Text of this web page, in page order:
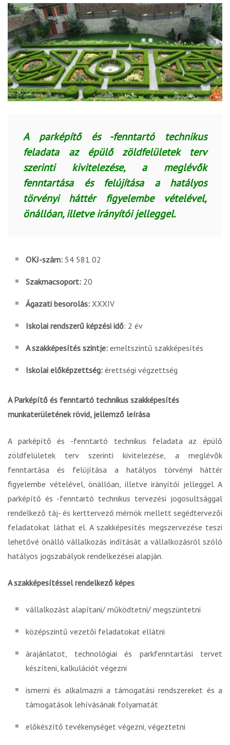
A parképítő és -fenntartó technikus
feladata az épülő zöldfelületek terv
szerinti kivitelezése, a meglévők
fenntartása és felújítása a hatályos
törvényi háttér figyelembe vételével,
önállóan, illetve irányítói jelleggel.
OKJ-szám: 54 581 02
Szakmacsoport: 20
Ágazati besorolás: XXXIV
Iskolai rendszerű képzési idő: 2 év
A szakképesítés szintje: emeltszintű szakképesítés
Iskolai előképzettség: érettségi végzettség
A Parképítő és fenntartó technikus szakképesítés
munkaterületének rövid, jellemző leírása
A parképítő és -fenntartó technikus feladata az épülő
zöldfelületek terv szerinti kivitelezése, a meglévők
fenntartása és felújítása a hatályos törvényi háttér
figyelembe vételével, önállóan, illetve irányítói jelleggel. A
parképítő és -fenntartó technikus tervezési jogosultsággal
rendelkező táj- és kerttervező mérnök mellett segédtervezői
feladatokat láthat el. A szakképesítés megszervezése teszi
lehetővé önálló vállalkozás indítását a vállalkozásról szóló
hatályos jogszabályok rendelkezései alapján.
A szakképesítéssel rendelkező képes
vállalkozást alapítani/ működtetni/ megszüntetni
középszintű vezetői feladatokat ellátni
árajánlatot, technológiai és parkfenntartási tervet
készíteni, kalkulációt végezni
ismerni és alkalmazni a támogatási rendszereket és a
támogatások lehívásának folyamatát
előkészítő tevékenységet végezni, végeztetni